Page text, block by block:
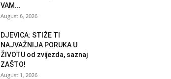
VAM...
August 6, 2026
DJEVICA: STIŽE TI
NAJVAŽNIJA PORUKA U
ŽIVOTU od zvijezda, saznaj
ZAŠTO!
August 1, 2026